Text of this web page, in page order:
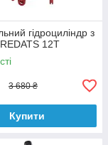
гідроциліндр з
12Т
3 680 ₴
Купити